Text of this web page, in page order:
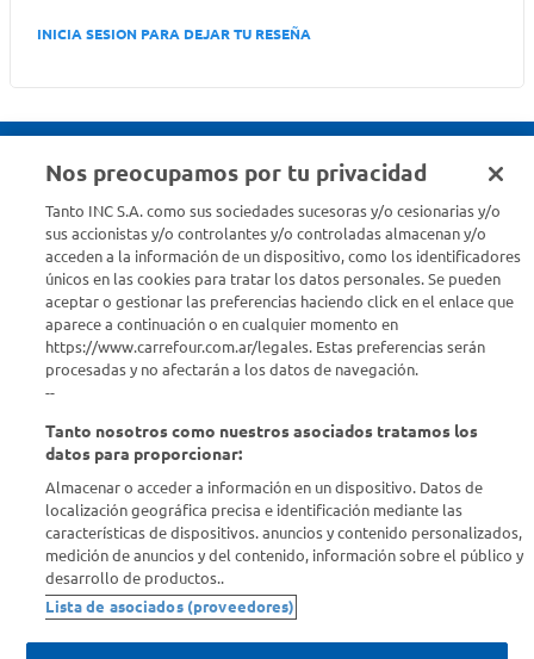
INICIA SESION PARA DEJAR TU RESEÑA
Estamos para ayudarte
¿Tenés una consulta? Comunicate con nosotros acá
Descubrí Carrefour
Conocenos
Info útil
Comprá Online
Nos preocupamos por tu privacidad
Tanto INC S.A. como sus sociedades sucesoras y/o cesionarias y/o
sus accionistas y/o controlantes y/o controladas almacenan y/o
acceden a la información de un dispositivo, como los identificadores
únicos en las cookies para tratar los datos personales. Se pueden
aceptar o gestionar las preferencias haciendo click en el enlace que
aparece a continuación o en cualquier momento en
https://www.carrefour.com.ar/legales. Estas preferencias serán
procesadas y no afectarán a los datos de navegación.
--
Tanto nosotros como nuestros asociados tratamos los
datos para proporcionar:
Almacenar o acceder a información en un dispositivo. Datos de
localización geográfica precisa e identificación mediante las
características de dispositivos. anuncios y contenido personalizados,
medición de anuncios y del contenido, información sobre el público y
desarrollo de productos..
Lista de asociados (proveedores)